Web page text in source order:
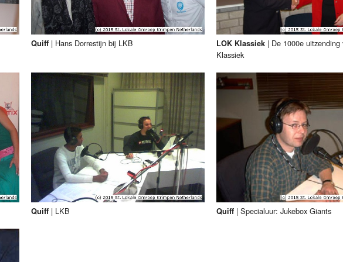
Quiff | Hans Dorrestijn bij LKB LOK Klassiek | De 1000e uitzending
Klassiek
Quiff | LKB Quiff |Specialuur: Jukebox Giants